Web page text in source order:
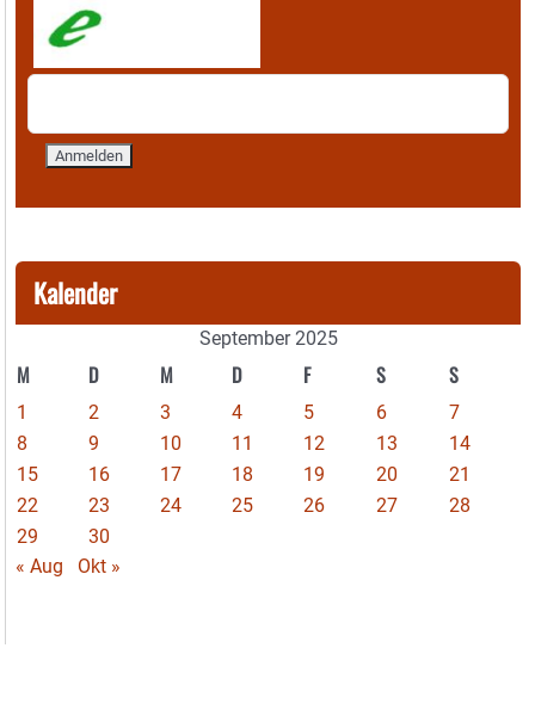
Kalender
September 2025
M D M D F S S
1 2 3 4 5 6
7
8
9 10 11 12 13
14
15
16 17 18 19 20
21
22
23 24 25 26 27
28
29
30
« Aug
Okt »